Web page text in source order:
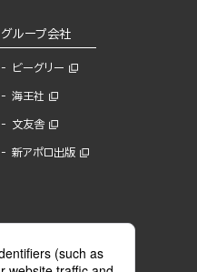
グループ会社
ビーグリー
海王社
文友舎
新アポロ出版